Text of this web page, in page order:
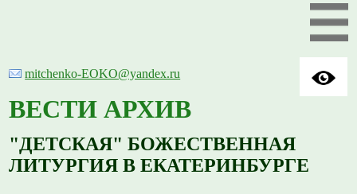
mitchenko-EOKO@yandex.ru
ВЕСТИ АРХИВ
"ДЕТСКАЯ" БОЖЕСТВЕННАЯ
ЛИТУРГИЯ В ЕКАТЕРИНБУРГЕ